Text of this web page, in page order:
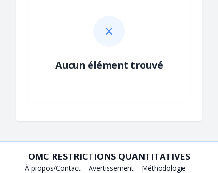
Aucun élément trouvé
OMC RESTRICTIONS QUANTITATIVES
À propos/Contact Avertissement Méthodologie